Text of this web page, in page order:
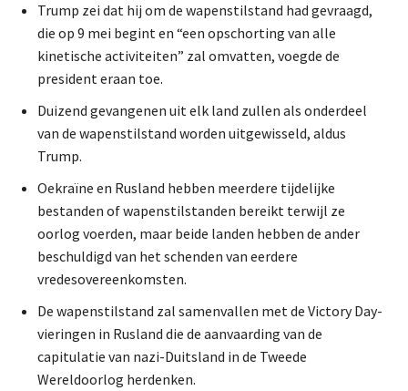
Trump zei dat hij om de wapenstilstand had gevraagd,
die op 9 mei begint en “een opschorting van alle
kinetische activiteiten” zal omvatten, voegde de
president eraan toe.
Duizend gevangenen uit elk land zullen als onderdeel
van de wapenstilstand worden uitgewisseld, aldus
Trump.
Oekraïne en Rusland hebben meerdere tijdelijke
bestanden of wapenstilstanden bereikt terwijl ze
oorlog voerden, maar beide landen hebben de ander
beschuldigd van het schenden van eerdere
vredesovereenkomsten.
De wapenstilstand zal samenvallen met de Victory Day-
vieringen in Rusland die de aanvaarding van de
capitulatie van nazi-Duitsland in de Tweede
Wereldoorlog herdenken.